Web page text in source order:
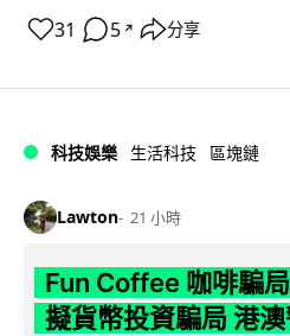
31 5 ↗ 分享
科技娛樂 生活科技 區塊鏈
Lawton 21 小時
Fun Coffee 咖啡騙
擬貨幣投資騙局 港